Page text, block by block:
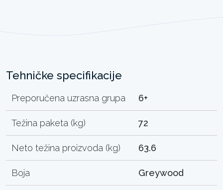
Tehničke specifikacije
Preporučena uzrasna grupa 6+
Težina paketa (kg) 72
Neto težina proizvoda (kg) 63.6
Boja Greywood